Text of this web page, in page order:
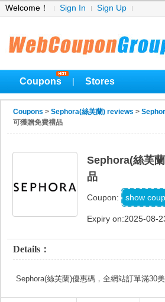
Welcome！ Sign In Sign Up
Coupons Stores
Coupons > Sephora(絲芙蘭) reviews >
可獲贈免費禮品
Sephora(絲芙
品
Coupon: show
Expiry on:2025-08-
Details：
Sephora(絲芙蘭)優惠碼，全網站訂單滿30